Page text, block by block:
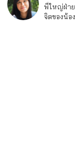
พี่ใหญ่ฝ่า
จิตของน้อ